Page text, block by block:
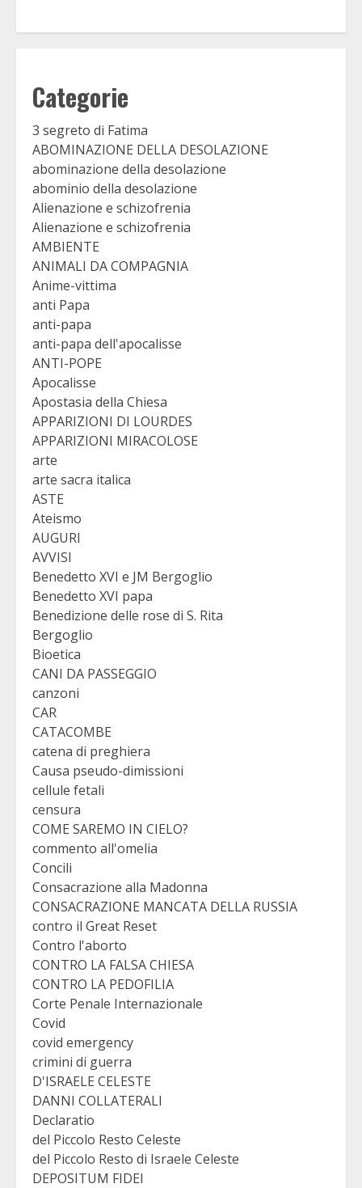
Categorie
3 segreto di Fatima
ABOMINAZIONE DELLA DESOLAZIONE
abominazione della desolazione
abominio della desolazione
Alienazione e schizofrenia
Alienazione e schizofrenia
AMBIENTE
ANIMALI DA COMPAGNIA
Anime-vittima
anti Papa
anti-papa
anti-papa dell'apocalisse
ANTI-POPE
Apocalisse
Apostasia della Chiesa
APPARIZIONI DI LOURDES
APPARIZIONI MIRACOLOSE
arte
arte sacra italica
ASTE
Ateismo
AUGURI
AVVISI
Benedetto XVI e JM Bergoglio
Benedetto XVI papa
Benedizione delle rose di S. Rita
Bergoglio
Bioetica
CANI DA PASSEGGIO
canzoni
CAR
CATACOMBE
catena di preghiera
Causa pseudo-dimissioni
cellule fetali
censura
COME SAREMO IN CIELO?
commento all'omelia
Concili
Consacrazione alla Madonna
CONSACRAZIONE MANCATA DELLA RUSSIA
contro il Great Reset
Contro l'aborto
CONTRO LA FALSA CHIESA
CONTRO LA PEDOFILIA
Corte Penale Internazionale
Covid
covid emergency
crimini di guerra
D'ISRAELE CELESTE
DANNI COLLATERALI
Declaratio
del Piccolo Resto Celeste
del Piccolo Resto di Israele Celeste
DEPOSITUM FIDEI